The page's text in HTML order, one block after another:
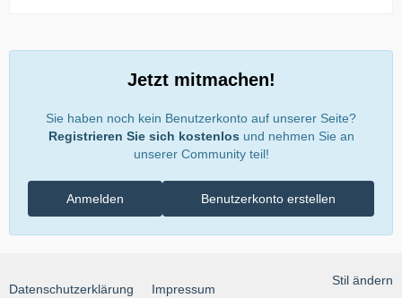
Jetzt mitmachen!
Sie haben noch kein Benutzerkonto auf unserer Seite?
Registrieren Sie sich kostenlos und nehmen Sie an
unserer Community teil!
Benutzerkonto erstellen
Anmelden
Stil ändern
Datenschutzerklärung Impressum